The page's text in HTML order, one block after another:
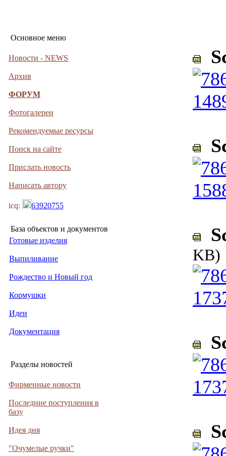
Основное меню
Новости - NEWS
Архив
ФОРУМ
Фотогалереи
Рекомендуемые ресурсы
Поиск на сайте
Прислать новость
Написать автору
icq: 63920755
База объектов и документов
Готовые изделия
Выпиливание
Рождество и Новый год
Кормушки
Идеи
Документация
Разделы новостей
Фирменные новости
Последние поступления в
базу
Идея дня
"Очумелые ручки"
KB)